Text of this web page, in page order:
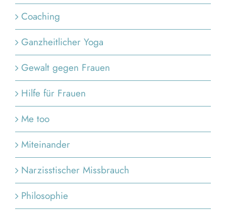
Coaching
Ganzheitlicher Yoga
Gewalt gegen Frauen
Hilfe für Frauen
Me too
Miteinander
Narzisstischer Missbrauch
Philosophie